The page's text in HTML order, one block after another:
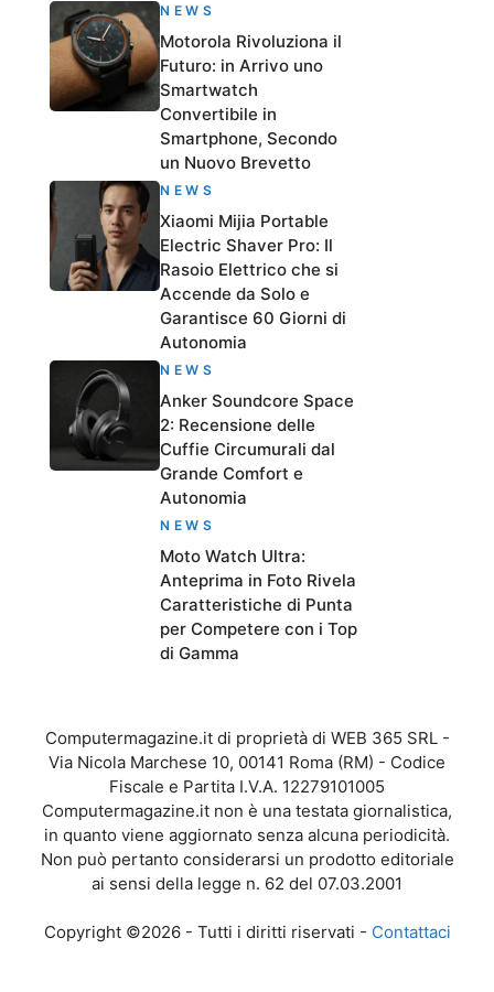
NEWS
Motorola Rivoluziona il
Futuro: in Arrivo uno
Smartwatch
Convertibile in
Smartphone, Secondo
un Nuovo Brevetto
NEWS
Xiaomi Mijia Portable
Electric Shaver Pro: Il
Rasoio Elettrico che si
Accende da Solo e
Garantisce 60 Giorni di
Autonomia
NEWS
Anker Soundcore Space
2: Recensione delle
Cuffie Circumurali dal
Grande Comfort e
Autonomia
NEWS
Moto Watch Ultra:
Anteprima in Foto Rivela
Caratteristiche di Punta
per Competere con i Top
di Gamma
Computermagazine.it di proprietà di WEB 365 SRL -
Via Nicola Marchese 10, 00141 Roma (RM) - Codice
Fiscale e Partita I.V.A. 12279101005
Computermagazine.it non è una testata giornalistica,
in quanto viene aggiornato senza alcuna periodicità.
Non può pertanto considerarsi un prodotto editoriale
ai sensi della legge n. 62 del 07.03.2001
Copyright ©2026 - Tutti i diritti riservati - Contattaci